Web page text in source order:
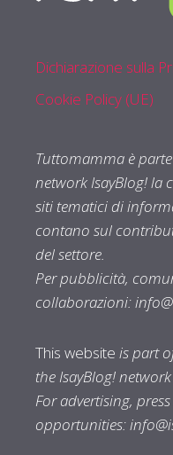
Dichiarazione sulla
Cookie Policy (UE)
Tuttomamma è parte
network IsayBlog! la
siti tematici di
contano sul
del settore.
Per pubblicità,
collaborazioni:
This website is part
the IsayBlog! network
For advertising,
opportunities: